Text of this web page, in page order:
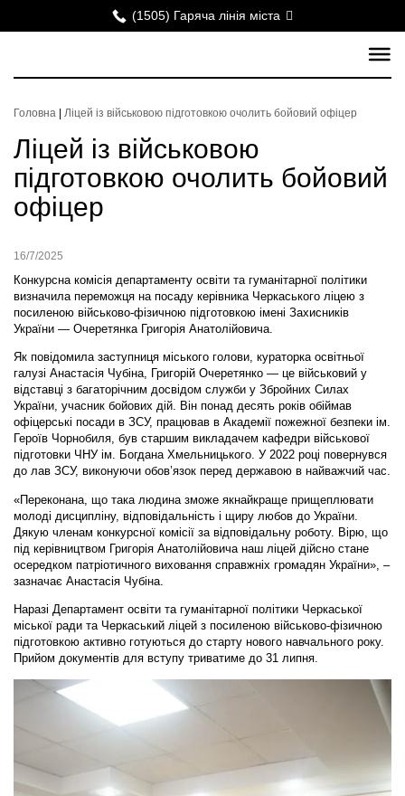
(1505) Гаряча лінія міста
Головна Ліцей із військовою підготовкою очолить бойовий офіцер
Ліцей із військовою
підготовкою очолить бойовий
офіцер
16/7/2025
Конкурсна комісія департаменту освіти та гуманітарної політики
визначила переможця на посаду керівника Черкаського ліцею з
посиленою військово-фізичною підготовкою імені Захисників
України — Очеретянка Григорія Анатолійовича.
Як повідомила заступниця міського голови, кураторка освітньої
галузі Анастасія Чубіна, Григорій Очеретянко — це військовий у
відставці з багаторічним досвідом служби у Збройних Силах
України, учасник бойових дій. Він понад десять років обіймав
офіцерські посади в ЗСУ, працював в Академії пожежної безпеки ім.
Героїв Чорнобиля, був старшим викладачем кафедри військової
підготовки ЧНУ ім. Богдана Хмельницького. У 2022 році повернувся
до лав ЗСУ, виконуючи обов’язок перед державою в найважчий час.
«Переконана, що така людина зможе якнайкраще прищеплювати
молоді дисципліну, відповідальність і щиру любов до України.
Дякую членам конкурсної комісії за відповідальну роботу. Вірю, що
під керівництвом Григорія Анатолійовича наш ліцей дійсно стане
осередком патріотичного виховання справжніх громадян України», –
зазначає Анастасія Чубіна.
Наразі Департамент освіти та гуманітарної політики Черкаської
міської ради та Черкаський ліцей з посиленою військово-фізичною
підготовкою активно готуються до старту нового навчального року.
Прийом документів для вступу триватиме до 31 липня.